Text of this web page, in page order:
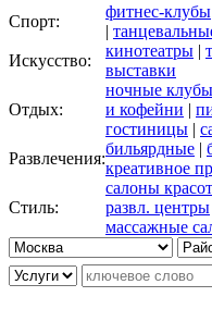
Спорт:
фитнес-клубы
|
Искусство:
кинотеатры |
выставки
Отдых:
ночные клубы
и кофейни |
гостиницы |
Развлечения:
бильярдные |
креативное
Стиль:
салоны
развл. центры
массажные